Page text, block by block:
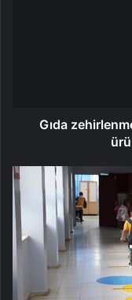
Gıda
HÜDAPAR'ın
hedefinde
bu
kez
zorunlu
var